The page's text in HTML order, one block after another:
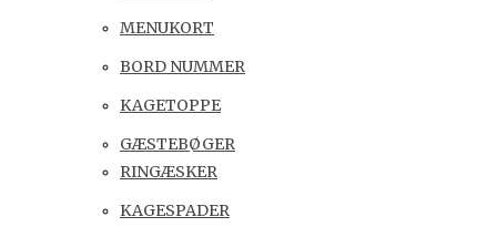
MENUKORT
BORD NUMMER
KAGETOPPE
GÆSTEBØGER
RINGÆSKER
KAGESPADER